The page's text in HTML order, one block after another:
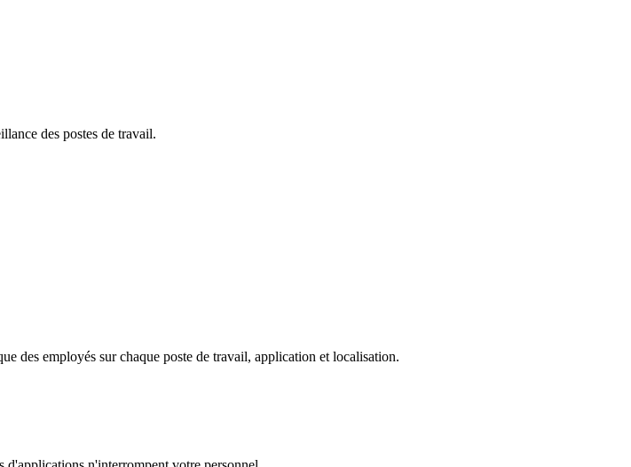
des postes de travail.
des employés sur chaque poste de travail, application et localisation.